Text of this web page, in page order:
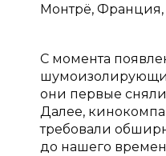
Монтрё, Франция,
С момента
они первые сняли
Далее,
требовали
до нашего